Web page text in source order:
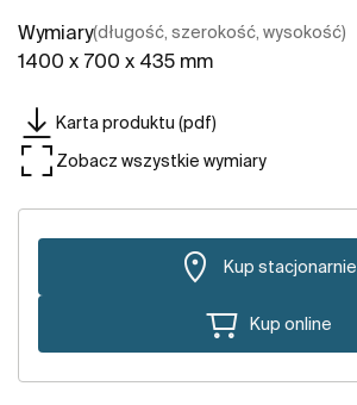
Wymiary(długość, szerokość, wysokość)
1400 x 700 x 435 mm
Karta produktu (pdf)
Zobacz wszystkie wymiary
Kup stacjonarnie
Kup online